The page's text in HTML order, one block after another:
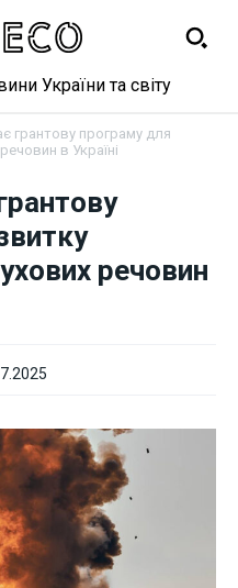
України та світу
грантову програму для
в Україні
речовин